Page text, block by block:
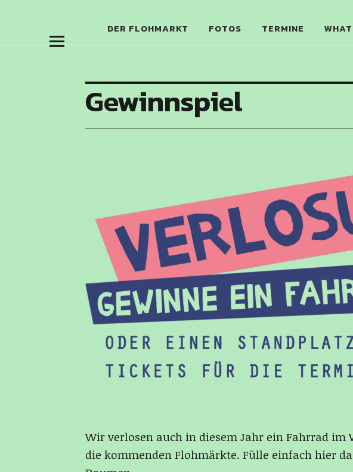
DER FLOHMARKT FOTOS TERMINE
Gewinnspiel
Wir verlosen auch in diesem Jahr ein Fahrrad im
die kommenden Flohmärkte. Fülle einfach hier